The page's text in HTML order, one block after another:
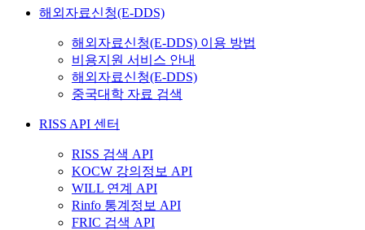
해외자료신청(E-DDS)
해외자료신청(E-DDS) 이용 방법
비용지원 서비스 안내
해외자료신청(E-DDS)
중국대학 자료 검색
RISS API 센터
RISS 검색 API
KOCW 강의정보 API
WILL 연계 API
Rinfo 통계정보 API
FRIC 검색 API